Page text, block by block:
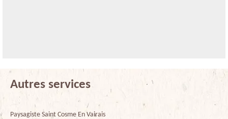
Autres services
Paysagiste Saint Cosme En Vairais